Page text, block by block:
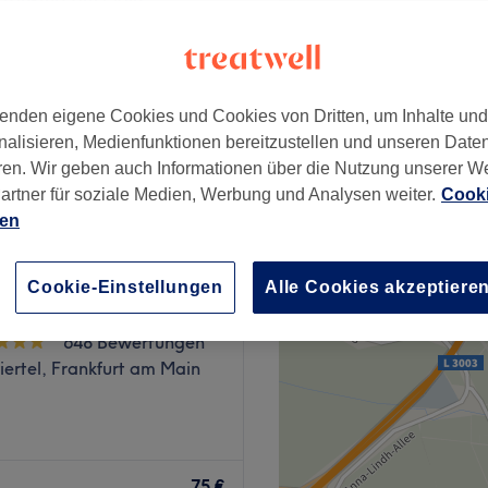
25 €
Nähe? Dann ist der
wie für dich gemacht.
& Alena
H&C 1. Etage
648 Bewertungen
Frankfurt am Main
eigene Cookies und Cookies von Dritten, um Inhalte
Medienfunktionen bereitzustellen und unseren
Wir geben auch Informationen über die Nutzung unserer
für soziale Medien, Werbung und Analysen weiter.
Cookie-Einstellungen Alle Cookies akzeptieren